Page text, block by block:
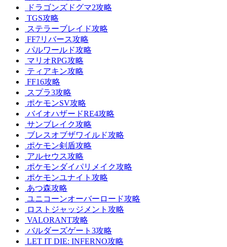
ドラゴンズドグマ2攻略
TGS攻略
ステラーブレイド攻略
FF7リバース攻略
パルワールド攻略
マリオRPG攻略
ティアキン攻略
FF16攻略
スプラ3攻略
ポケモンSV攻略
バイオハザードRE4攻略
サンブレイク攻略
ブレスオブザワイルド攻略
ポケモン剣盾攻略
アルセウス攻略
ポケモンダイパリメイク攻略
ポケモンユナイト攻略
あつ森攻略
ユニコーンオーバーロード攻略
ロストジャッジメント攻略
VALORANT攻略
バルダーズゲート3攻略
LET IT DIE: INFERNO攻略